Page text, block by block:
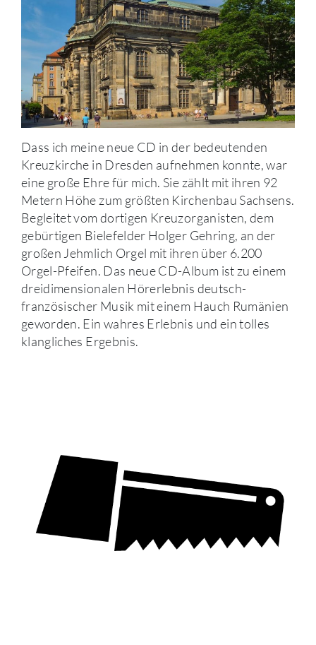
Dass ich meine neue CD in der bedeutenden
Kreuzkirche in Dresden aufnehmen konnte, war
eine große Ehre für mich. Sie zählt mit ihren 92
Metern Höhe zum größten Kirchenbau Sachsens.
Begleitet vom dortigen Kreuzorganisten, dem
gebürtigen Bielefelder Holger Gehring, an der
großen Jehmlich Orgel mit ihren über 6.200
Orgel-Pfeifen. Das neue CD-Album ist zu einem
dreidimensionalen Hörerlebnis deutsch-
französischer Musik mit einem Hauch Rumänien
geworden. Ein wahres Erlebnis und ein tolles
klangliches Ergebnis.